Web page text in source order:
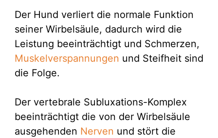
Der Hund verliert die normale Funktion
seiner Wirbelsäule, dadurch wird die
Leistung beeinträchtigt und Schmerzen,
Muskelverspannungen und Steifheit sind
die Folge.
Der vertebrale Subluxations-Komplex
beeinträchtigt die von der Wirbelsäule
ausgehenden Nerven und stört die